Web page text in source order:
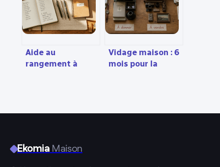
transformer 9m²
en espace
d’accueil ?
papier de 75 %
Aide au
rangement à
Vidage maison : 6
mois pour la
EkomiaMaison